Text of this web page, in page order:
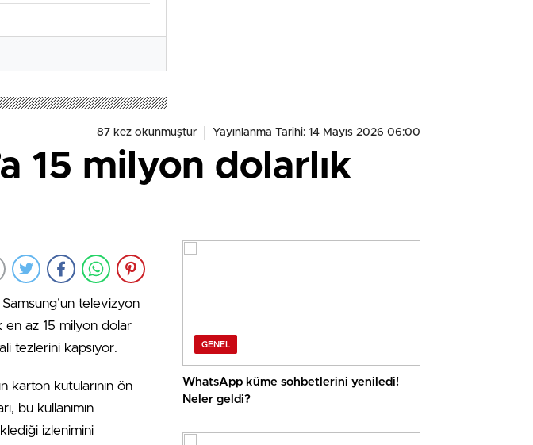
87 kez okunmuştur Yayınlanma Tarihi: 14 Mayıs 2026 06:00
15 milyon dolarlık
televizyon
en az 15 milyon dolar
tezlerini kapsıyor.
karton kutularının ön
bu kullanımın
izlenimini
GENEL
WhatsApp küme sohbetlerini yeniledi!
Neler geldi?